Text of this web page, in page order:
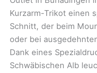
Kurzarm-Trikot einen
Schnitt, der beim
oder bei
Dank eines
Schwäbischen Alb